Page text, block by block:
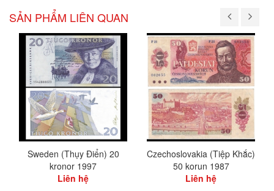
SẢN PHẨM LIÊN QUAN
Sweden (Thụy Điển) 20
kronor 1997
Liên hệ
Czechoslovakia (Tiệp Khắc)
50 korun 1987
Liên hệ